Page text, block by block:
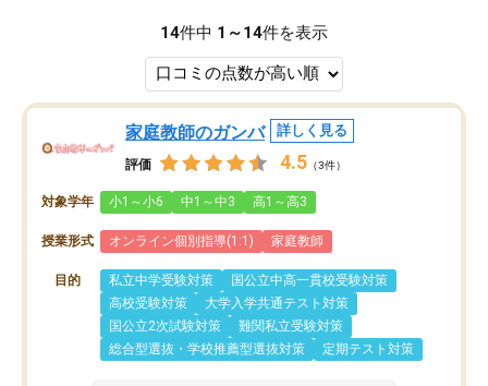
14件中 1～14件を表示
家庭教師のガンバ 詳しく見る
評価 4.5 （3件）
対象学年 小1～小6 中1～中3 高1～高3
授業形式 オンライン個別指導(1:1) 家庭教師
目的 私立中学受験対策
国公立中高一貫校受験対策
高校受験対策
大学入学共通テスト対策
国公立2次試験対策
難関私立受験対策
総合型選抜・学校推薦型選抜対策
定期テスト対策